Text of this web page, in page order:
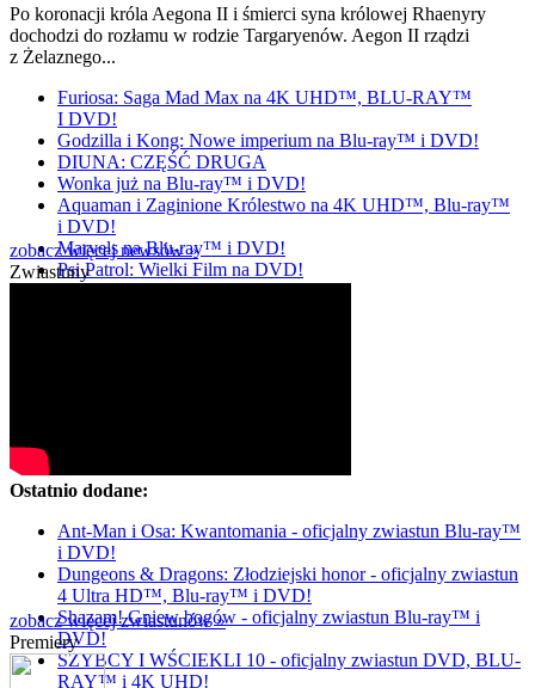
Po koronacji króla Aegona II i śmierci syna królowej Rhaenyry
dochodzi do rozłamu w rodzie Targaryenów. Aegon II rządzi
z Żelaznego...
Furiosa: Saga Mad Max na 4K UHD™, BLU-RAY™
I DVD!
Godzilla i Kong: Nowe imperium na Blu-ray™ i DVD!
DIUNA: CZĘŚĆ DRUGA
Wonka już na Blu-ray™ i DVD!
Aquaman i Zaginione Królestwo na 4K UHD™, Blu-ray™
i DVD!
Marvels na Blu-ray™ i DVD!
Psi Patrol: Wielki Film na DVD!
zobacz więcej newsów »
Zwiastuny
Ostatnio dodane:
Ant-Man i Osa: Kwantomania - oficjalny zwiastun Blu-ray™
i DVD!
Dungeons & Dragons: Złodziejski honor - oficjalny zwiastun
4 Ultra HD™, Blu-ray™ i DVD!
Shazam! Gniew bogów - oficjalny zwiastun Blu-ray™ i
DVD!
SZYBCY I WŚCIEKLI 10 - oficjalny zwiastun DVD, BLU-
RAY™ i 4K UHD!
zobacz więcej zwiastunów »
Premiery